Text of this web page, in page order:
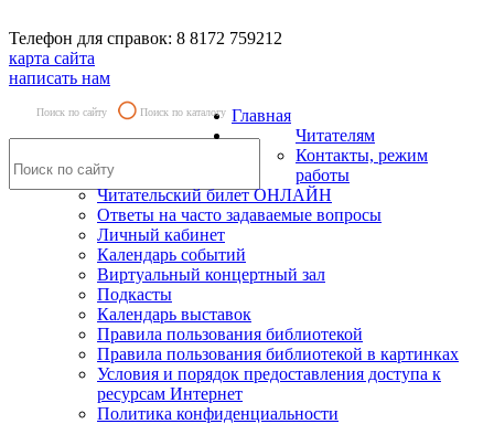
Телефон для справок: 8 8172 759212
карта сайта
написать нам
Поиск по сайту Поиск по каталогу Главная
Читателям
Контакты, режим
работы
Читательский билет ОНЛАЙН
Ответы на часто задаваемые вопросы
Личный кабинет
Календарь событий
Виртуальный концертный зал
Подкасты
Календарь выставок
Правила пользования библиотекой
Правила пользования библиотекой в картинках
Условия и порядок предоставления доступа к
ресурсам Интернет
Политика конфиденциальности